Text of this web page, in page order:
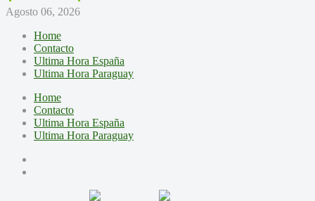
Agosto 06, 2026
Home
Contacto
Ultima Hora España
Ultima Hora Paraguay
Home
Contacto
Ultima Hora España
Ultima Hora Paraguay